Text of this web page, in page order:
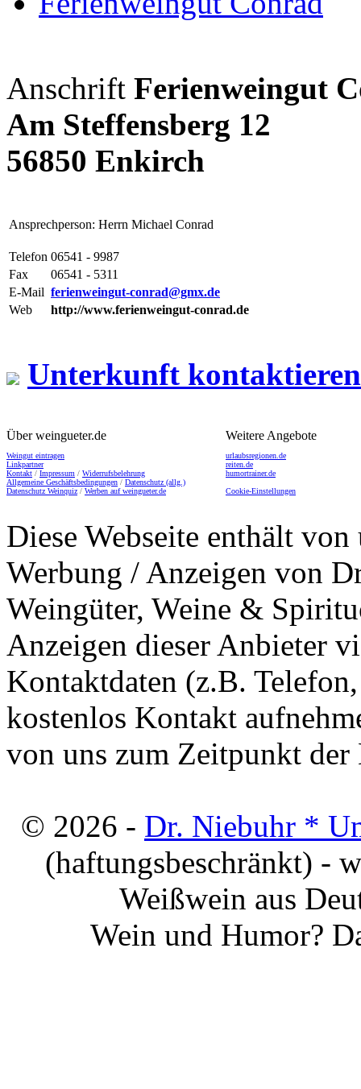
Anschrift Ferienweingut
Am Steffensberg 12
56850 Enkirch
Ansprechperson: Herrn Michael Conrad
Telefon 06541 - 9987
Fax
06541 - 5311
E-Mail ferienweingut-conrad@gmx.de
Web
http://www.ferienweingut-conrad.de
Unterkunft kontaktieren
Über weingueter.de
Weingut eintragen
Linkpartner
Kontakt / Impressum / Widerrufsbelehrung
Allgemeine Geschäftsbedingungen / Datenschutz (allg.)
Datenschutz Weinquiz / Werben auf weingueter.de
Weitere Angebote
urlaubsregionen.de
reiten.de
humortrainer.de
Cookie-Einstellungen
Diese Webseite enthält
Werbung / Anzeigen von
Weingüter, Weine &
Anzeigen dieser Anbieter
Kontaktdaten (z.B.
kostenlos Kontakt
von uns zum Zeitpunkt
© 2026 - Dr. Niebuhr *
(haftungsbeschränkt) -
Weißwein aus
Wein und Humor?